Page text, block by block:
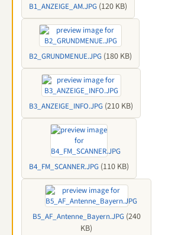
B1_ANZEIGE_AM.JPG (120 KB)
B2_GRUNDMENUE.JPG (180 KB)
B3_ANZEIGE_INFO.JPG (210 KB)
B4_FM_SCANNER.JPG (110 KB)
B5_AF_Antenne_Bayern.JPG(240
KB)